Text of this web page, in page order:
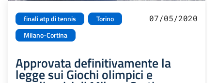
finali atp di tennis
Torino
Milano-Cortina
07/05/2020
Approvata definitivamente la
legge sui Giochi olimpici e